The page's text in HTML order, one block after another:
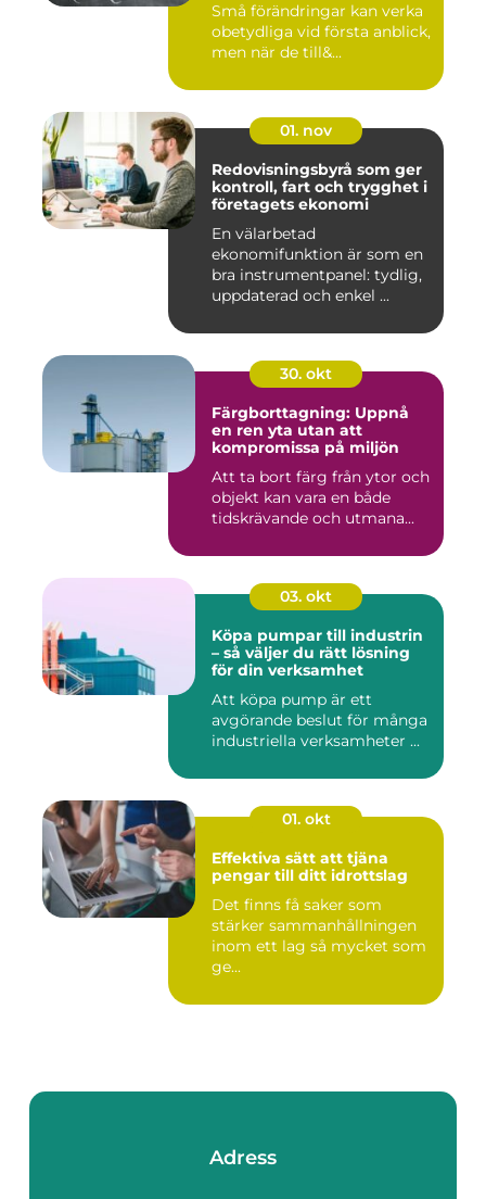
Små förändringar kan verka
obetydliga vid första anblick,
men när de till&...
01. nov
Redovisningsbyrå som ger
kontroll, fart och trygghet i
företagets ekonomi
En välarbetad
ekonomifunktion är som en
bra instrumentpanel: tydlig,
uppdaterad och enkel ...
30. okt
Färgborttagning: Uppnå
en ren yta utan att
kompromissa på miljön
Att ta bort färg från ytor och
objekt kan vara en både
tidskrävande och utmana...
03. okt
Köpa pumpar till industrin
– så väljer du rätt lösning
för din verksamhet
Att köpa pump är ett
avgörande beslut för många
industriella verksamheter ...
01. okt
Effektiva sätt att tjäna
pengar till ditt idrottslag
Det finns få saker som
stärker sammanhållningen
inom ett lag så mycket som
ge...
Adress